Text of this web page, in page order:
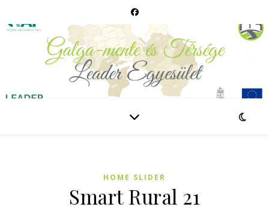
HOME SLIDER
Smart Rural 21